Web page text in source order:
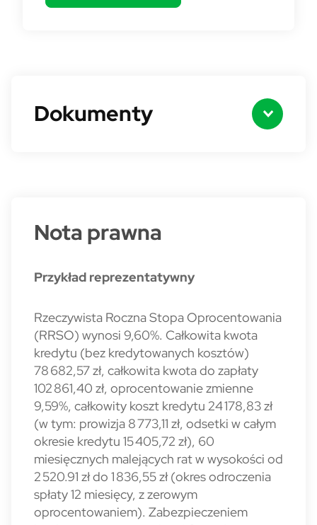
Dokumenty
Nota prawna
Przykład reprezentatywny
Rzeczywista Roczna Stopa Oprocentowania
(RRSO) wynosi 9,60%. Całkowita kwota
kredytu (bez kredytowanych kosztów)
78 682,57 zł, całkowita kwota do zapłaty
102 861,40 zł, oprocentowanie zmienne
9,59%, całkowity koszt kredytu 24 178,83 zł
(w tym: prowizja 8 773,11 zł, odsetki w całym
okresie kredytu 15 405,72 zł), 60
miesięcznych malejących rat w wysokości od
2 520.91 zł do 1 836,55 zł (okres odroczenia
spłaty 12 miesięcy, z zerowym
oprocentowaniem). Zabezpieczeniem